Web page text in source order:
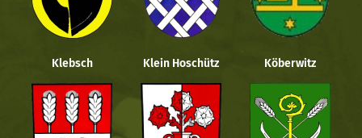
Klebsch Klein Hoschütz Köberwitz